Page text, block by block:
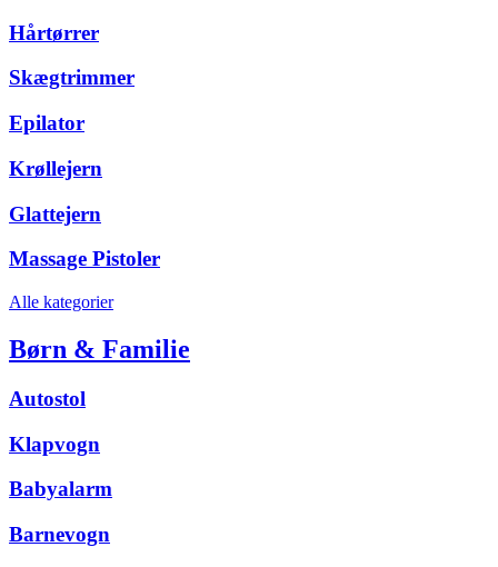
Hårtørrer
Skægtrimmer
Epilator
Krøllejern
Glattejern
Massage Pistoler
Alle kategorier
Børn & Familie
Autostol
Klapvogn
Babyalarm
Barnevogn